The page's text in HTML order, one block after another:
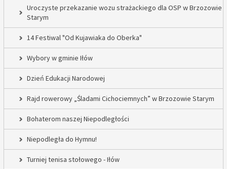
Uroczyste przekazanie wozu strażackiego dla OSP w Brzozowie
Starym
14 Festiwal "Od Kujawiaka do Oberka"
Wybory w gminie Iłów
Dzień Edukacji Narodowej
Rajd rowerowy „Śladami Cichociemnych” w Brzozowie Starym
Bohaterom naszej Niepodległości
Niepodległa do Hymnu!
Turniej tenisa stołowego - Iłów